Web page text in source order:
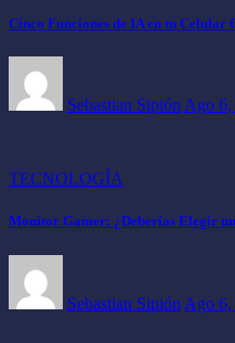
Cinco Funciones de IA en tu
Sebastian Sipión Ago 6,
TECNOLOGÍA
Monitor Gamer: ¿Deberías Elegir
Sebastian Sipión Ago 6,